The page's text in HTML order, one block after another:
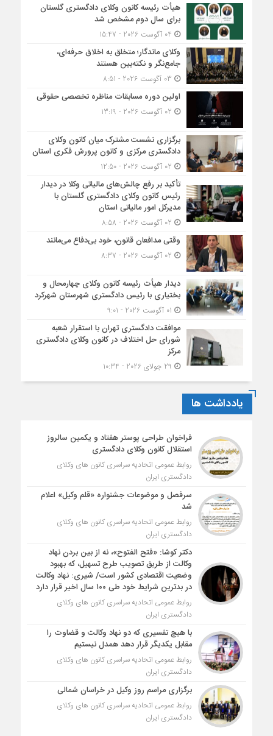
هیأت ‌رئیسه کانون وکلای دادگستری گلستان
برای سال دوم مشخص شد
وکلای ماندگار؛ متخلق به اخلاق حرفه‌ای،
جامع‌نگر و نکته‌بین هستند
اولین دوره مسابقات مناظره تخصصی حقوقی
برگزاری نشست مشترک میان کانون وکلای
دادگستری مرکزی و کانون پرورش فکری استان
تأکید بر رفع چالش‌های مالیاتی وکلا در دیدار
رئیس کانون وکلای دادگستری گلستان با
مدیرکل امور مالیاتی استان
وقتی مدافعان قانون، خود بی‌دفاع می‌مانند
دیدار هیأت رئیسه کانون وکلای چهارمحال و
بختیاری با رئیس دادگستری شهرستان شهرکرد
موافقت دادگستری تهران با استقرار شعبه
شورای حل اختلاف در کانون وکلای دادگستری
مرکز
یادداشت ها
فراخوان طراحی پوستر هفتاد و یکمین سالروز
استقلال کانون وکلای دادگستری
روابط عمومی اتحادیه سراسری کانون های وکلای
دادگستری ایران
سرفصل و موضوعات جشنواره «قلم وکیل» اعلام
شد
روابط عمومی اتحادیه سراسری کانون های وکلای
دادگستری ایران
دکتر کوشا: «فتح الفتوح»، نه از بین بردن نهاد
وکالت از طریق تصویب طرح تسهیل، که بهبود
وضعیت اقتصادی کشور است/ شیری: نهاد وکالت
در بدترین شرایط خود طی ۱۰۰ سال اخیر قرار دارد
روابط عمومی اتحادیه سراسری کانون های وکلای
دادگستری ایران
با هیچ تفسیری که دو نهاد وکالت و قضاوت را
مقابل یکدیگر قرار دهد همدل نیستیم
روابط عمومی اتحادیه سراسری کانون های وکلای
دادگستری ایران
برگزاری مراسم روز وکیل در خراسان شمالی
روابط عمومی اتحادیه سراسری کانون های وکلای
دادگستری ایران